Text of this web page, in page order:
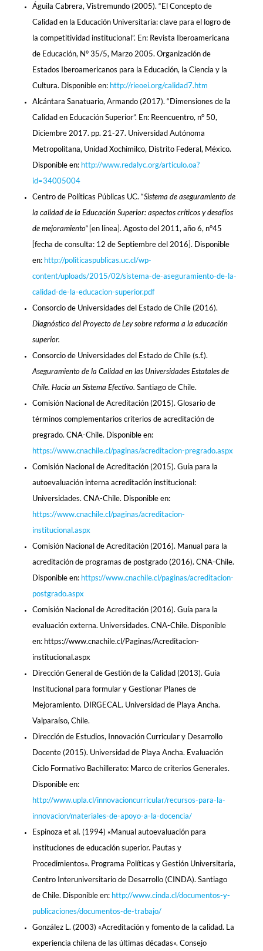
Águila Cabrera, Vistremundo (2005). “El Concepto de
Calidad en la Educación Universitaria: clave para el logro de
la competitividad institucional”. En: Revista Iberoamericana
de Educación, N° 35/5, Marzo 2005. Organización de
Estados Iberoamericanos para la Educación, la Ciencia y la
Cultura. Disponible en: http://rieoei.org/calidad7.htm
Alcántara Sanatuario, Armando (2017). “Dimensiones de la
Calidad en Educación Superior”. En: Reencuentro, n° 50,
Diciembre 2017. pp. 21-27. Universidad Autónoma
Metropolitana, Unidad Xochimilco, Distrito Federal, México.
Disponible en: http://www.redalyc.org/articulo.oa?
id=34005004
Centro de Políticas Públicas UC. “Sistema de aseguramiento de
la calidad de la Educación Superior: aspectos críticos y desafíos
de mejoramiento”[en línea]. Agosto del 2011, año 6, n°45
[fecha de consulta: 12 de Septiembre del 2016]. Disponible
en: http://politicaspublicas.uc.cl/wp-
content/uploads/2015/02/sistema-de-aseguramiento-de-la-
calidad-de-la-educacion-superior.pdf
Consorcio de Universidades del Estado de Chile (2016).
Diagnóstico del Proyecto de Ley sobre reforma a la educación
superior.
Consorcio de Universidades del Estado de Chile (s.f.).
Aseguramiento de la Calidad en las Universidades Estatales de
Chile. Hacia un Sistema Efectivo. Santiago de Chile.
Comisión Nacional de Acreditación (2015). Glosario de
términos complementarios criterios de acreditación de
pregrado. CNA-Chile. Disponible en:
https://www.cnachile.cl/paginas/acreditacion-pregrado.aspx
Comisión Nacional de Acreditación (2015). Guía para la
autoevaluación interna acreditación institucional:
Universidades. CNA-Chile. Disponible en:
https://www.cnachile.cl/paginas/acreditacion-
institucional.aspx
Comisión Nacional de Acreditación (2016). Manual para la
acreditación de programas de postgrado (2016). CNA-Chile.
Disponible en: https://www.cnachile.cl/paginas/acreditacion-
postgrado.aspx
Comisión Nacional de Acreditación (2016). Guía para la
evaluación externa. Universidades. CNA-Chile. Disponible
en: https://www.cnachile.cl/Paginas/Acreditacion-
institucional.aspx
Dirección General de Gestión de la Calidad (2013). Guía
Institucional para formular y Gestionar Planes de
Mejoramiento. DIRGECAL. Universidad de Playa Ancha.
Valparaíso, Chile.
Dirección de Estudios, Innovación Curricular y Desarrollo
Docente (2015). Universidad de Playa Ancha. Evaluación
Ciclo Formativo Bachillerato: Marco de criterios Generales.
Disponible en:
http://www.upla.cl/innovacioncurricular/recursos-para-la-
innovacion/materiales-de-apoyo-a-la-docencia/
Espinoza et al. (1994) «Manual autoevaluación para
instituciones de educación superior. Pautas y
Procedimientos». Programa Políticas y Gestión Universitaria,
Centro Interuniversitario de Desarrollo (CINDA). Santiago
de Chile. Disponible en: http://www.cinda.cl/documentos-y-
publicaciones/documentos-de-trabajo/
González L. (2003) «Acreditación y fomento de la calidad. La
experiencia chilena de las últimas décadas». Consejo